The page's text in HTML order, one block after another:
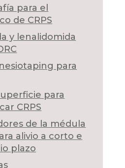
para el
de CRPS
y lenalidomida
para
para
CRPS
de la médula
alivio a corto e
plazo